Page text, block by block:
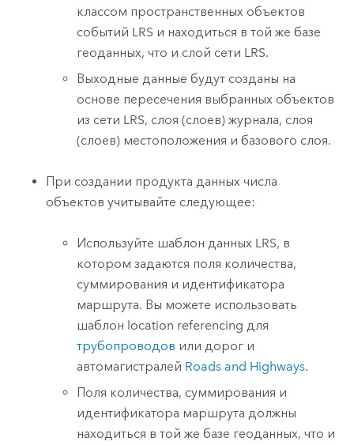
классом пространственных объектов
событий LRS и находиться в той же базе
геоданных, что и слой сети LRS.
Выходные данные будут созданы на
основе пересечения выбранных объектов
из сети LRS, слоя (слоев) журнала, слоя
(слоев) местоположения и базового слоя.
При создании продукта данных числа
объектов учитывайте следующее:
Используйте шаблон данных LRS, в
котором задаются поля количества,
суммирования и идентификатора
маршрута. Вы можете использовать
шаблон location referencing для
трубопроводов или дорог и
автомагистралей Roads and Highways.
Поля количества, суммирования и
идентификатора маршрута должны
находиться в той же базе геоданных, что и